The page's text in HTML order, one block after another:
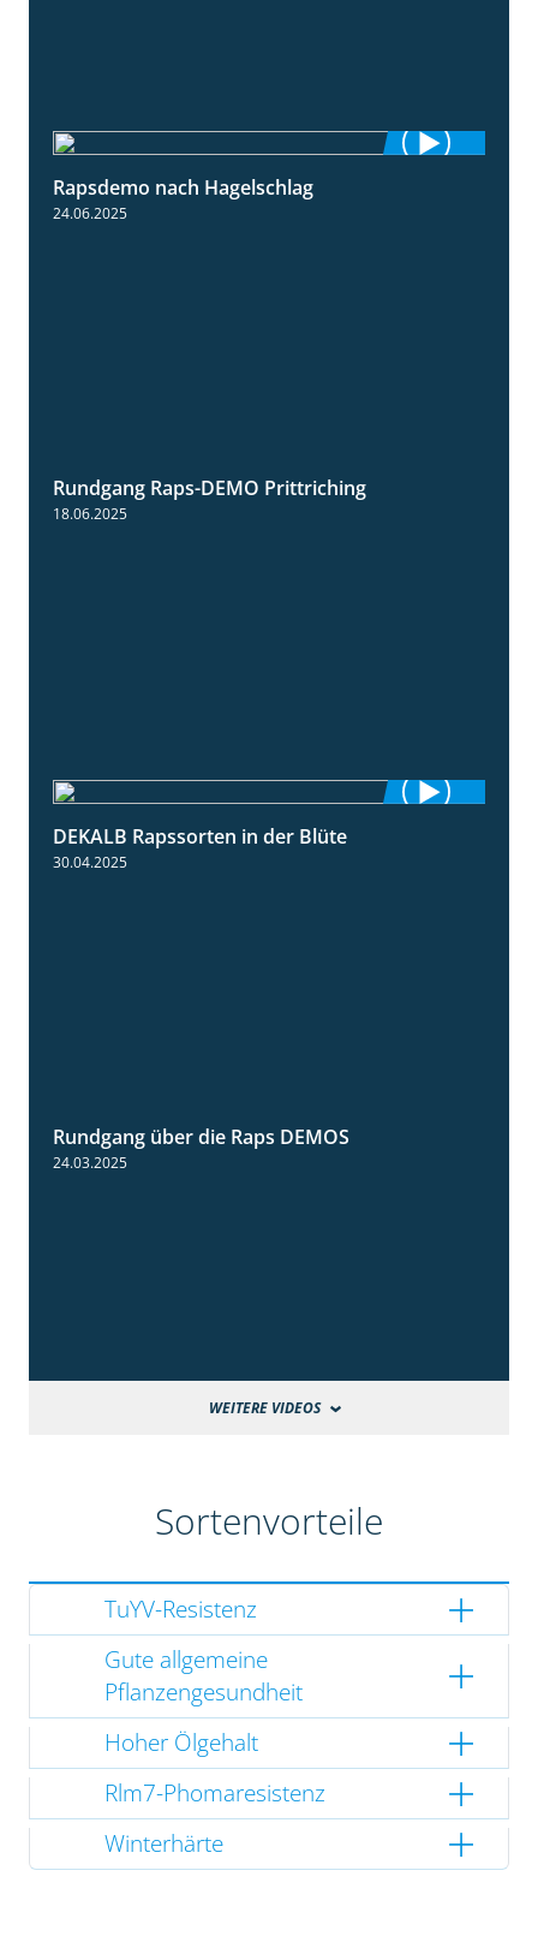
Rapsdemo nach Hagelschlag
24.06.2025
Rundgang Raps-DEMO Prittriching
DEKALB Rapssorten in der Blüte
30.04.2025
Rundgang über die Raps DEMOS
24.03.2025
WEITERE VIDEOS
Sortenvorteile
TuYV-Resistenz
Gute allgemeine
Pflanzengesundheit
Hoher Ölgehalt
Rlm7-Phomaresistenz
Winterhärte